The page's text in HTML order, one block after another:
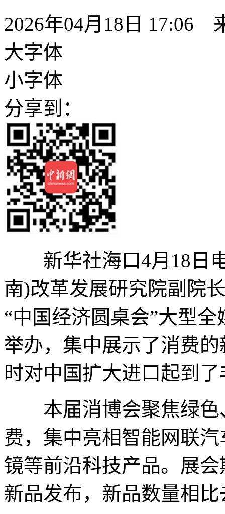
2026年04月18日 17:06
大字体
小字体
分享到：
新华社海口4月18日电
南)改革发展研究院副院
“中国经济圆桌会”大型
举办，集中展示了消费
时对中国扩大进口起到
本届消博会聚焦绿色
费，集中亮相智能网联
镜等前沿科技产品。展
新品发布，新品数量相